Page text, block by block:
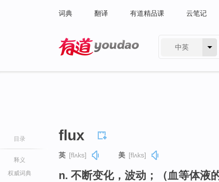
词典 翻译 有道精品课 云笔记
中英
目录
释义
权威词典
flux
英 [flʌks] 美 [flʌks]
n. 不断变化，波动；（血等体液